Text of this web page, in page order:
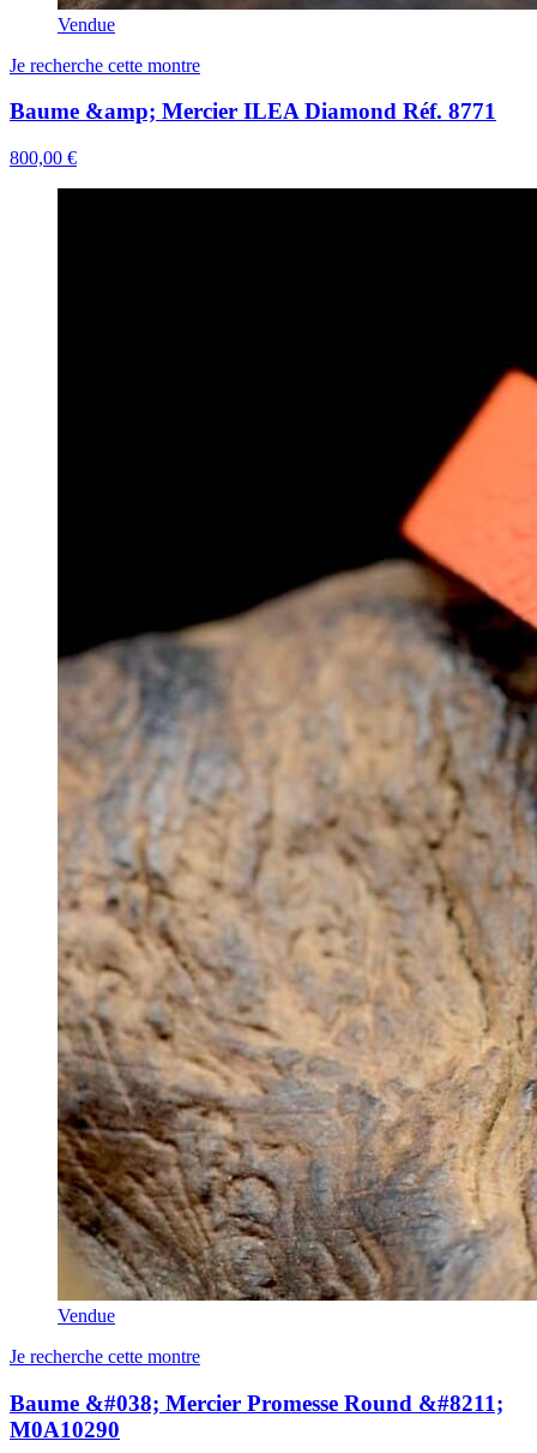
Vendue
Je recherche cette montre
Baume &amp; Mercier ILEA Diamond Réf. 8771
800,00 €
Vendue
Je recherche cette montre
Baume &#038; Mercier Promesse Round &#8211;
M0A10290